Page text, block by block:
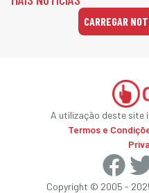
CARREGAR
A utilização deste site
Termos e
Copyright © 2005 -